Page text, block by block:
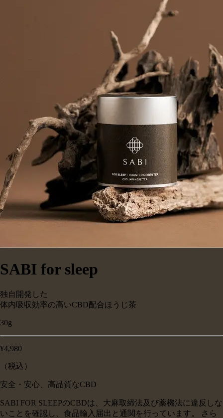
SABI for sleep
独自開発した
体内吸収効率の高いCBD配合ほうじ茶
30g
¥4,980
（税込）
安全・安心、高品質なCBD
SABI FOR SLEEPのCBDは、大麻取締法及び薬機法に違反しな
いことを確認し、食品輸入届出と通関を行っています。 さら